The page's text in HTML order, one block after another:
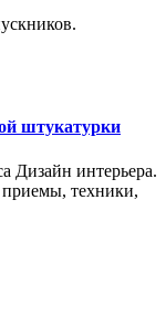
штукатурки
Дизайн интерьера.
техники,